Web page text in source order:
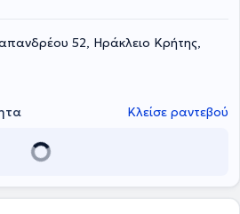
Χανίων.ψυχολογικούς και κοινωνικούς
προσήλωσή του στην παροχή ιατρικών
με σεβασμό στον άνθρωπο, χωρίς
52, Ηράκλειο Κρήτης,
Κλείσε ραντεβού